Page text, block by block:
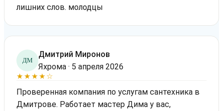
лишних слов. молодцы
ДМ
Дмитрий Миронов
Яхрома · 5 апреля 2026
★★★★☆
Проверенная компания по услугам сантехника в
Дмитрове. Работает мастер Дима у вас,